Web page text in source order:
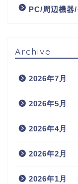
PC/周辺機器
Archive
2026年7月
2026年5月
2026年4月
2026年2月
2026年1月